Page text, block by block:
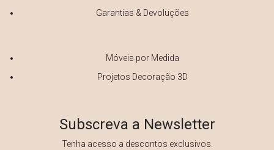
Garantias & Devoluções
Móveis por Medida
Projetos Decoração 3D
Subscreva a Newsletter
Tenha acesso a descontos exclusivos.